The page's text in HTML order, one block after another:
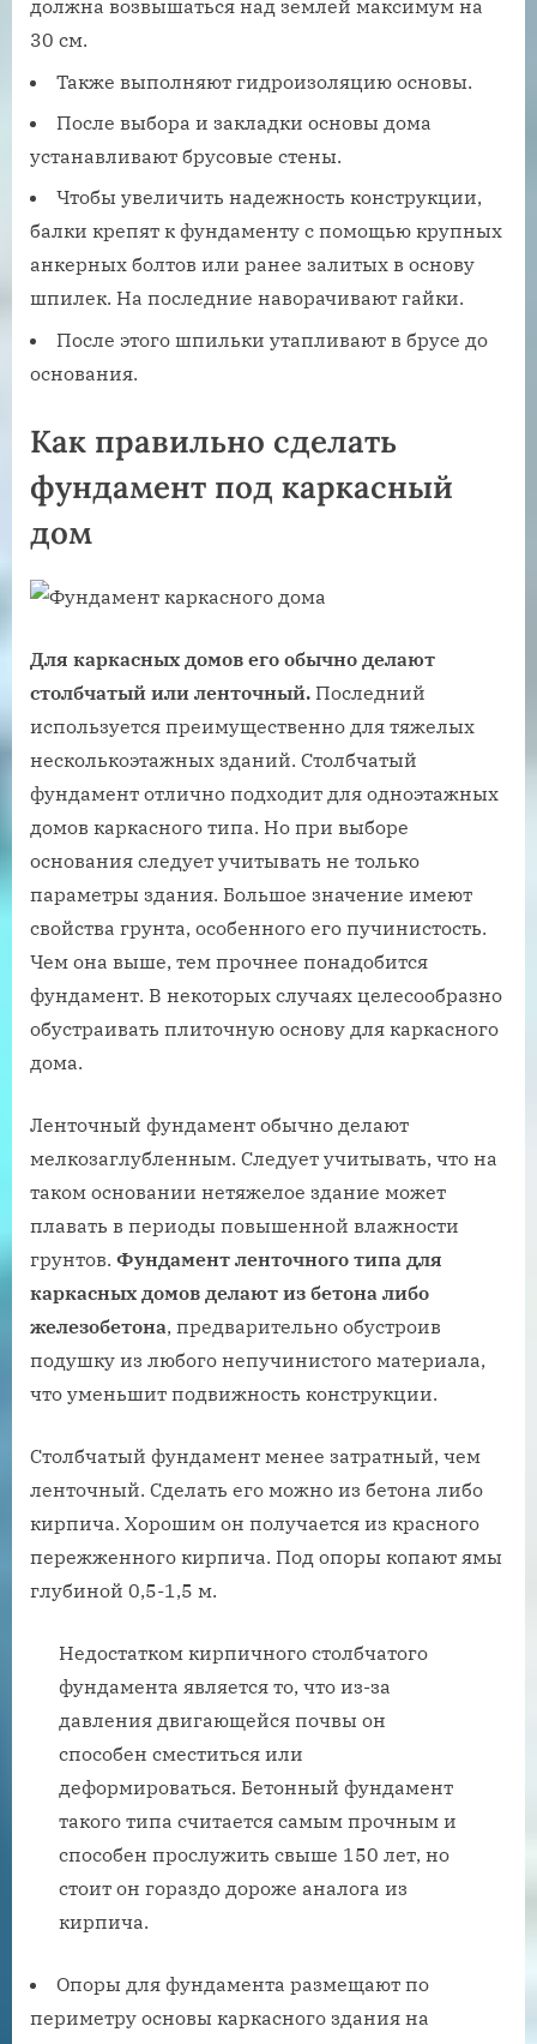
должна возвышаться над землей максимум на
30 см.
Также выполняют гидроизоляцию основы.
После выбора и закладки основы дома
устанавливают брусовые стены.
Чтобы увеличить надежность конструкции,
балки крепят к фундаменту с помощью крупных
анкерных болтов или ранее залитых в основу
шпилек. На последние наворачивают гайки.
После этого шпильки утапливают в брусе до
основания.
Как правильно сделать
фундамент под каркасный
дом
Для каркасных домов его обычно делают
столбчатый или ленточный. Последний
используется преимущественно для тяжелых
несколькоэтажных зданий. Столбчатый
фундамент отлично подходит для одноэтажных
домов каркасного типа. Но при выборе
основания следует учитывать не только
параметры здания. Большое значение имеют
свойства грунта, особенного его пучинистость.
Чем она выше, тем прочнее понадобится
фундамент. В некоторых случаях целесообразно
обустраивать плиточную основу для каркасного
дома.
Ленточный фундамент обычно делают
мелкозаглубленным. Следует учитывать, что на
таком основании нетяжелое здание может
плавать в периоды повышенной влажности
грунтов. Фундамент ленточного типа для
каркасных домов делают из бетона либо
железобетона, предварительно обустроив
подушку из любого непучинистого материала,
что уменьшит подвижность конструкции.
Столбчатый фундамент менее затратный, чем
ленточный. Сделать его можно из бетона либо
кирпича. Хорошим он получается из красного
пережженного кирпича. Под опоры копают ямы
глубиной 0,5-1,5 м.
Недостатком кирпичного столбчатого
фундамента является то, что из-за
давления двигающейся почвы он
способен сместиться или
деформироваться. Бетонный фундамент
такого типа считается самым прочным и
способен прослужить свыше 150 лет, но
стоит он гораздо дороже аналога из
кирпича.
Опоры для фундамента размещают по
периметру основы каркасного здания на